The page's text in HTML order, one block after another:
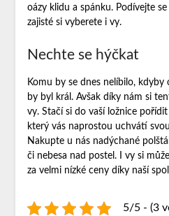
oázy klidu a spánku. Podívejte
zajisté si vyberete i vy.
Nechte se hýčkat
Komu by se dnes nelíbilo, kdyby
by byl král. Avšak díky nám si
vy. Stačí si do vaší ložnice
který vás naprostou uchvátí
Nakupte u nás nadýchané
či nebesa nad postel. I vy si
za velmi nízké ceny díky naší
5/5 - (3